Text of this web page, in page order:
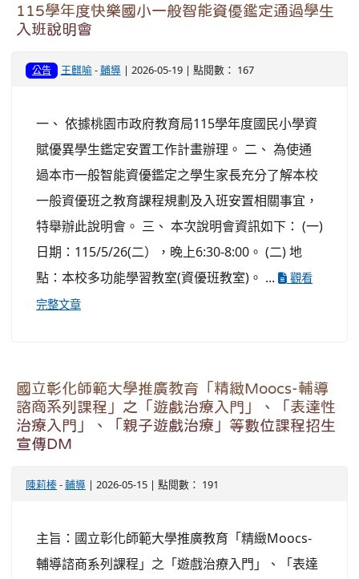
115學年度快樂國小一般智能資優鑑定通過學生
入班說明會
公告 王麒喻-輔導| 2026-05-19 | 點閱數： 167
一、 依據桃園市政府教育局115學年度國民小學資
賦優異學生鑑定安置工作計畫辦理。 二、 為使通
過本市一般智能資優鑑定之學生家長充分了解本校
一般資優班之教育課程規劃及入班安置相關事宜，
特舉辦此說明會。 三、 本次說明會資訊如下： (一)
日期：115/5/26(二），晚上6:30-8:00。 (二) 地
點：本校多功能學習教室(資優班教室)。 ...
觀看
完整文章
國立彰化師範大學推廣教育「精緻Moocs-輔導
諮商系列課程」之「遊戲治療入門」、「表達性
治療入門」、「親子遊戲治療」等數位課程招生
宣傳DM
陳莉榛-輔導 | 2026-05-15 | 點閱數： 191
主旨：國立彰化師範大學推廣教育「精緻Moocs-
輔導諮商系列課程」之「遊戲治療入門」、「表達